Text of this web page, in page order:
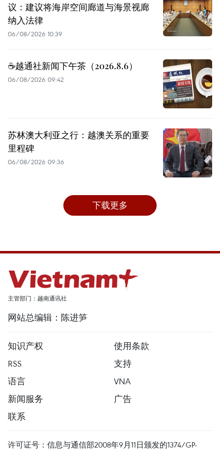
议：建议将海岸空间廊道与海景视廊
纳入法律
06/08/2026 10:39
☕️越通社新闻下午茶（2026.8.6）
06/08/2026 09:42
苏林澳大利亚之行：越澳关系的重要
里程碑
06/08/2026 09:36
下载更多
主管部门：越南通讯社
网站总编辑：陈进笋
知识产权
使用条款
RSS
支持
语言
VNA
新闻服务
广告
联系
许可证号：信息与通信部2008年9月11日颁发的1374/GP-